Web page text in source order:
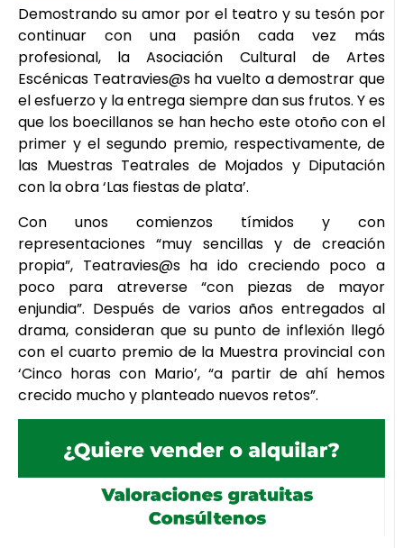
Demostrando su amor por el teatro y su tesón por
continuar con una pasión cada vez más
profesional, la Asociación Cultural de Artes
Escénicas Teatravies@s ha vuelto a demostrar que
el esfuerzo y la entrega siempre dan sus frutos. Y es
que los boecillanos se han hecho este otoño con el
primer y el segundo premio, respectivamente, de
las Muestras Teatrales de Mojados y Diputación
con la obra ‘Las fiestas de plata’.
Con unos comienzos tímidos y con
representaciones “muy sencillas y de creación
propia”, Teatravies@s ha ido creciendo poco a
poco para atreverse “con piezas de mayor
enjundia”. Después de varios años entregados al
drama, consideran que su punto de inflexión llegó
con el cuarto premio de la Muestra provincial con
‘Cinco horas con Mario’, “a partir de ahí hemos
crecido mucho y planteado nuevos retos”.